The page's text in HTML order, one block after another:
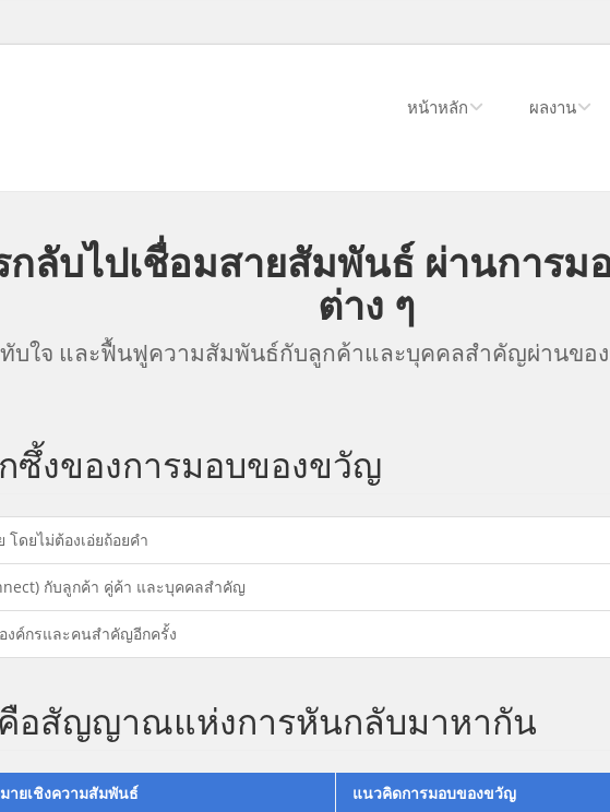
หน้าหลัก ผลงาน
กลับไปเชื่อมสายสัมพันธ์ ผ่านการ
ต่าง ๆ
ทับใจ และฟื้นฟูความสัมพันธ์กับลูกค้าและบุคคลสำคัญผ่านขอ
ซึ้งของการมอบของขวัญ
ดยไม่ต้องเอ่ยถ้อยคำ
กับลูกค้า คู่ค้า และบุคคลสำคัญ
งค์กรและคนสำคัญอีกครั้ง
คือสัญญาณแห่งการหันกลับมาหากัน
ายเชิงความสัมพันธ์
แนวคิดการมอบของขวัญ